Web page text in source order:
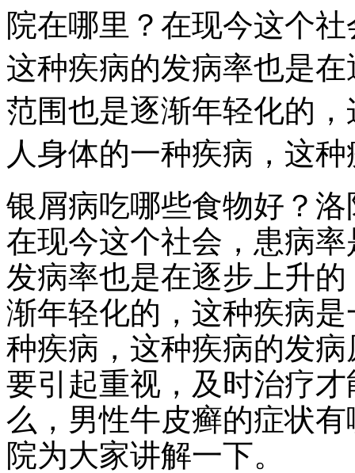
院在哪里？在现今这个
这种疾病的发病率也是
范围也是逐渐年轻化的
人身体的一种疾病，这
银屑病吃哪些食物好？
在现今这个社会，患病
发病率也是在逐步上升
渐年轻化的，这种疾病
种疾病，这种疾病的发
要引起重视，及时治疗
么，男性牛皮癣的症状
院为大家讲解一下。